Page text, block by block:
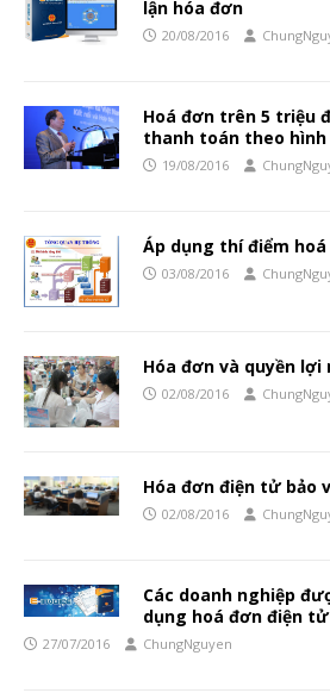
lận hóa đơn
20/08/2016
Hoá đơn trên 5 triệu
thanh toán theo
19/08/2016
Áp dụng thí điểm
03/08/2016
Hóa đơn và quyền
02/08/2016
Hóa đơn điện tử bảo
02/08/2016
Các doanh nghiệp
dụng hoá đơn điện tử
27/07/2016 ChungNguyen